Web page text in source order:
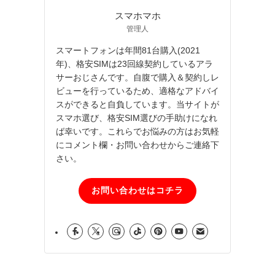
スマホマホ
管理人
スマートフォンは年間81台購入(2021
年)、格安SIMは23回線契約しているアラ
サーおじさんです。自腹で購入＆契約しレ
ビューを行っているため、適格なアドバイ
スができると自負しています。当サイトが
スマホ選び、格安SIM選びの手助けになれ
ば幸いです。これらでお悩みの方はお気軽
にコメント欄・お問い合わせからご連絡下
さい。
お問い合わせはコチラ